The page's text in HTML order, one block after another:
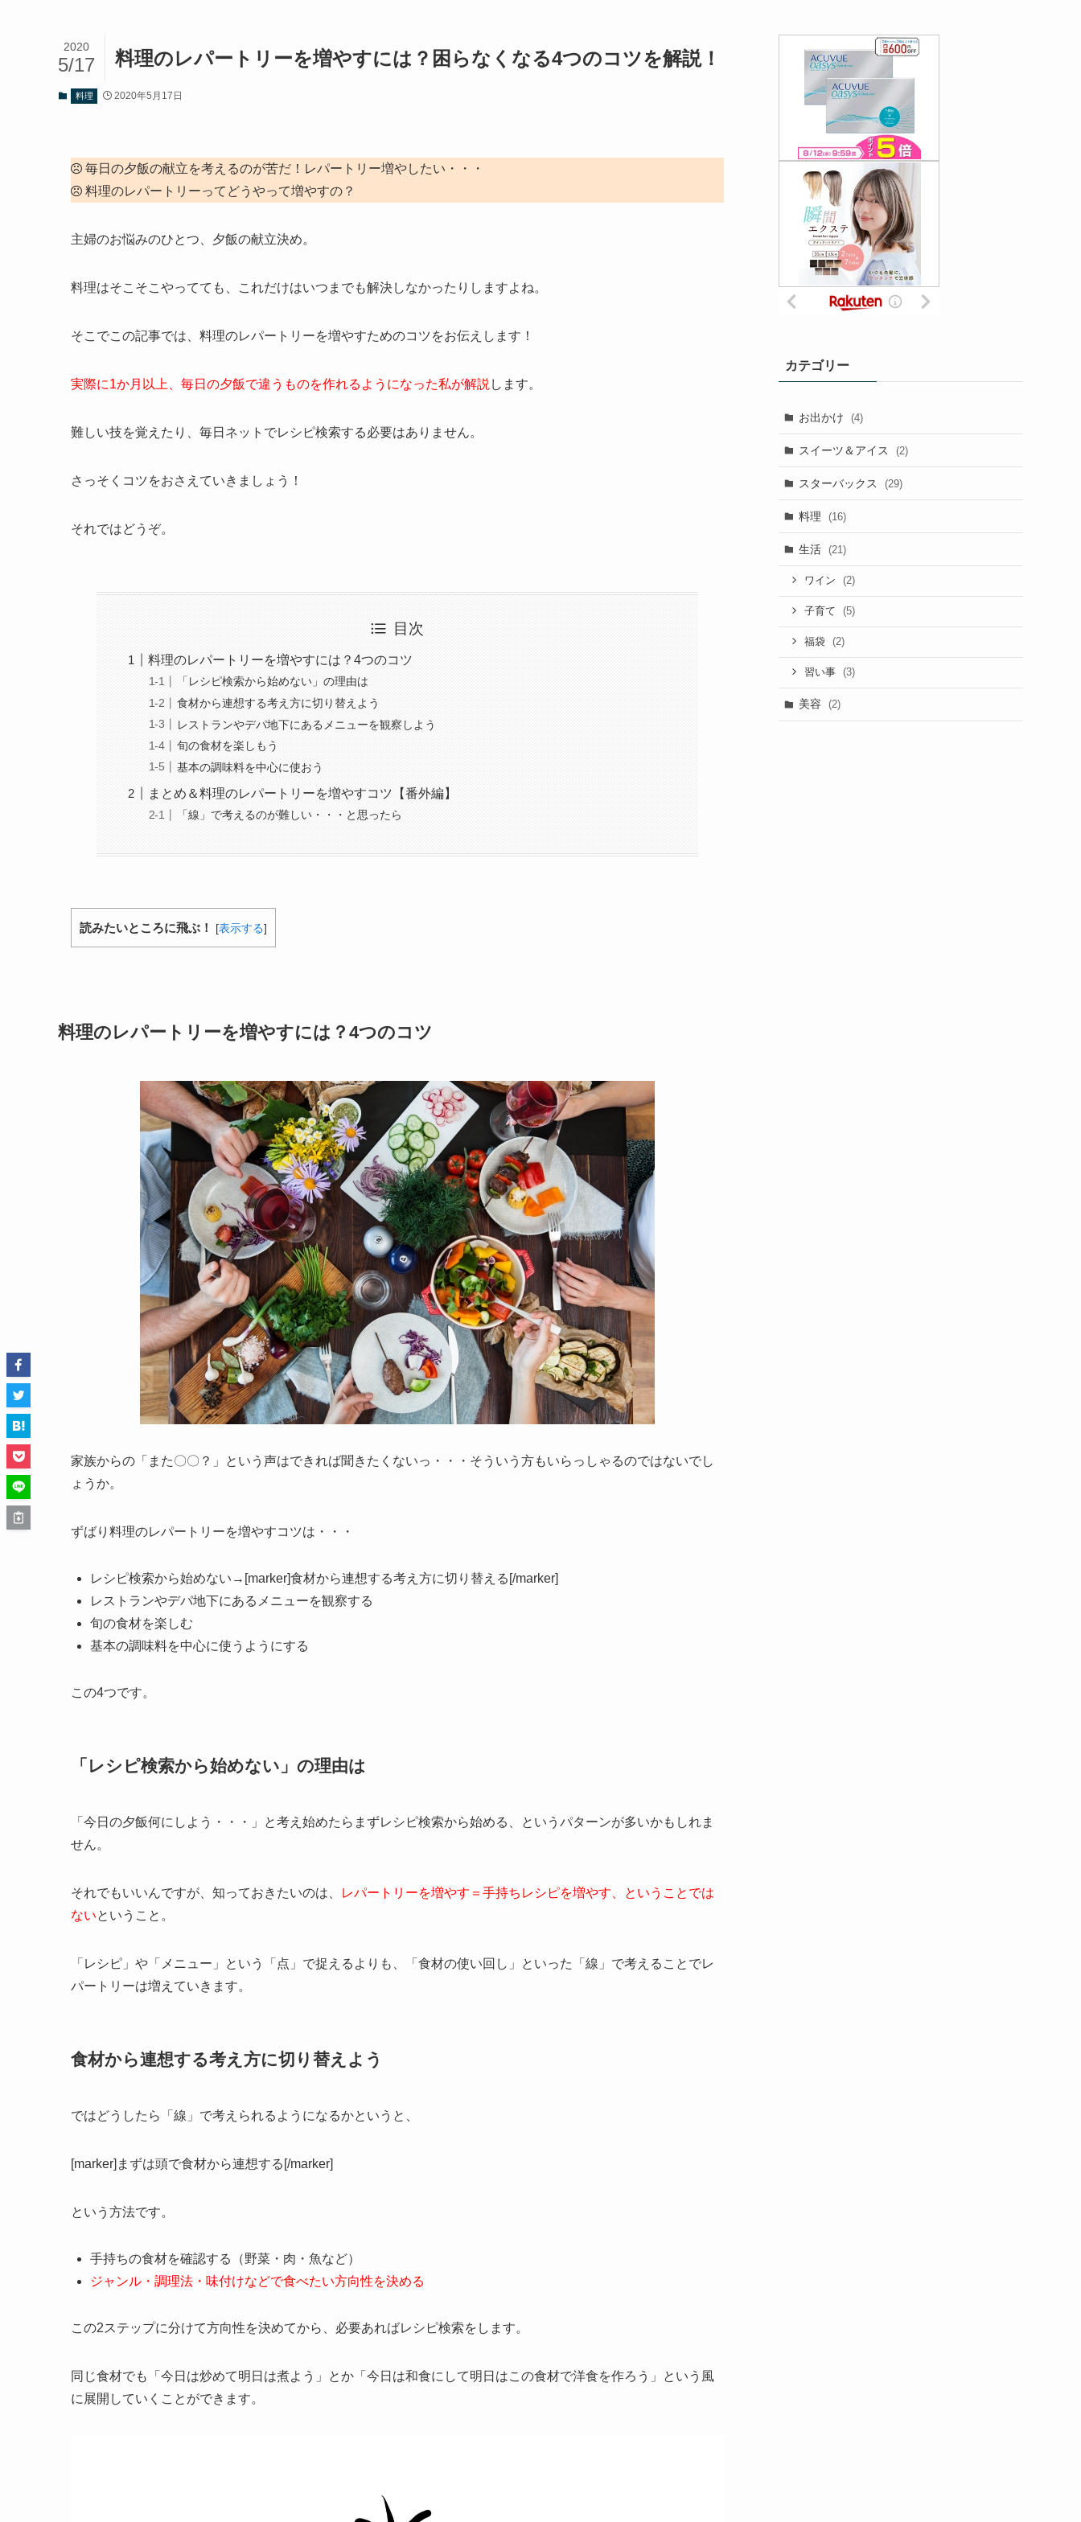
料理のレパートリーを増やすには？困らなくなる4つのコツを解説！
2020
5/17
料理 2020年5月17日
毎日の夕飯の献立を考えるのが苦だ！レパートリー増やしたい・・・
料理のレパートリーってどうやって増やすの？
主婦のお悩みのひとつ、夕飯の献立決め。
料理はそこそこやってても、これだけはいつまでも解決しなかったりしますよね。
そこでこの記事では、料理のレパートリーを増やすためのコツをお伝えします！
実際に1か月以上、毎日の夕飯で違うものを作れるようになった私が解説 します。
難しい技を覚えたり、毎日ネットでレシピ検索する必要はありません。
さっそくコツをおさえていきましょう！
それではどうぞ。
目次
料理のレパートリーを増やすには？4つのコツ
「レシピ検索から始めない」の理由は
食材から連想する考え方に切り替えよう
レストランやデパ地下にあるメニューを観察しよう
旬の食材を楽しもう
基本の調味料を中心に使おう
まとめ＆料理のレパートリーを増やすコツ【番外編】
「線」で考えるのが難しい・・・と思ったら
読みたいところに飛ぶ！ [表示する]
料理のレパートリーを増やすには？4つのコツ
家族からの「また〇〇？」という声はできれば聞きたくないっ・・・そういう方もいらっしゃるのではないでし
ょうか。
ずばり料理のレパートリーを増やすコツは・・・
レシピ検索から始めない→[marker]食材から連想する考え方に切り替える[/marker]
レストランやデパ地下にあるメニューを観察する
旬の食材を楽しむ
基本の調味料を中心に使うようにする
この4つです。
「レシピ検索から始めない」の理由は
「今日の夕飯何にしよう・・・」と考え始めたらまずレシピ検索から始める、というパターンが多いかもしれま
せん。
それでもいいんですが、知っておきたいのは、
レパートリーを増やす＝手持ちレシピを増やす、ということでは
ないということ。
「レシピ」や「メニュー」という「点」で捉えるよりも、「食材の使い回し」といった「線」で考えることでレ
パートリーは増えていきます。
食材から連想する考え方に切り替えよう
ではどうしたら「線」で考えられるようになるかというと、
[marker]まずは頭で食材から連想する[/marker]
という方法です。
手持ちの食材を確認する（野菜・肉・魚など）
ジャンル・調理法・味付けなどで食べたい方向性を決める
この2ステップに分けて方向性を決めてから、必要あればレシピ検索をします。
同じ食材でも「今日は炒めて明日は煮よう」とか「今日は和食にして明日はこの食材で洋食を作ろう」という風
に展開していくことができます。
カテゴリー
お出かけ (4)
スイーツ＆アイス (2)
スターバックス (29)
料理 (16)
生活 (21)
ワイン (2)
子育て (5)
福袋 (2)
習い事 (3)
美容 (2)